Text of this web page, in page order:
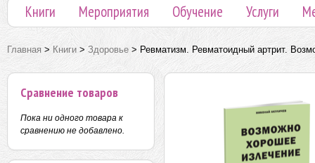
Книги Мероприятия Обучение Услуги
Главная > Книги > Здоровье > Ревматизм. Ревматоидный артрит.
Сравнение товаров
Пока ни одного товара к
сравнению не добавлено.